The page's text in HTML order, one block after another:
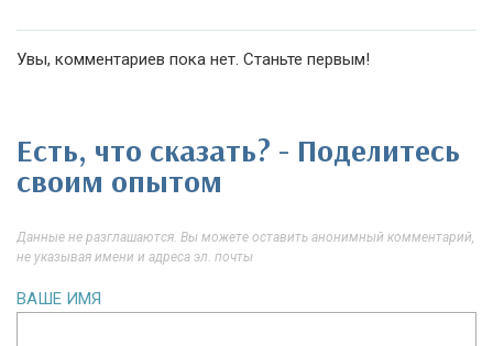
Увы, комментариев пока нет. Станьте первым!
Есть, что сказать? - Поделитесь
своим опытом
Данные не разглашаются. Вы можете оставить анонимный комментарий,
не указывая имени и адреса эл. почты
ВАШЕ ИМЯ